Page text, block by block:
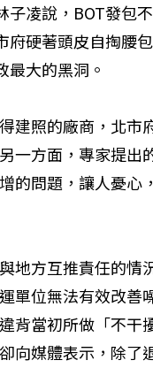
子凌說，BOT發包
府硬著頭皮自掏腰
最大的黑洞。
建照的廠商，北市
一方面，專家提出
的問題，讓人憂心
地方互推責任的情
單位無法有效改善
背當初所做「不干
向媒體表示，除了